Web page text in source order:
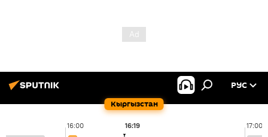
Кыргызстан
РУС
16:00 17:00
16:19